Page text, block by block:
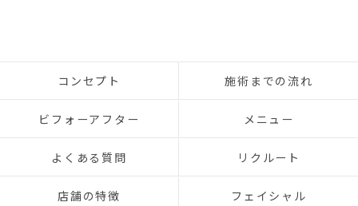
コンセプト 施術までの流れ
ビフォーアフター メニュー
よくある質問 リクルート
店舗の特徴 フェイシャル